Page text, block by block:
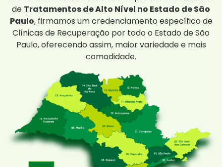
de Tratamentos de Alto Nível no Estado de São
Paulo, firmamos um credenciamento específico de
Clínicas de Recuperação por todo o Estado de São
Paulo, oferecendo assim, maior variedade e mais
comodidade.